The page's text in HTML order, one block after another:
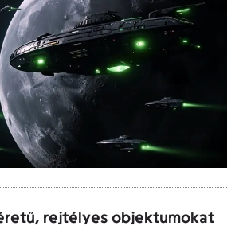
rejtélyes objektumokat